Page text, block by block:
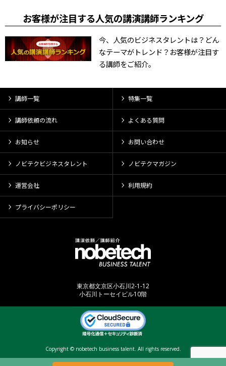
お客様が注目する人気の講演講師ランキング
今、人気のビジネスタレントは？どん
なテーマがトレンド？お客様が注目す
る講師をご紹介。
講師一覧 特集一覧
講師依頼の流れ よくある質問
お知らせ お問い合わせ
ノビテクビジネスタレント ノビテクマガジン
運営会社 利用規約
プライバシーポリシー
東京都文京区小石川2-1-12
小石川トーセイビル10階
Copyright © nobetech business talent. All rights reserved.